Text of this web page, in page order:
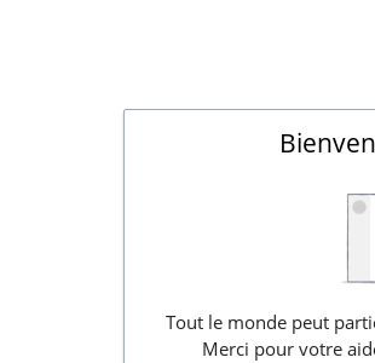
Tout le monde peut
Merci pour votre